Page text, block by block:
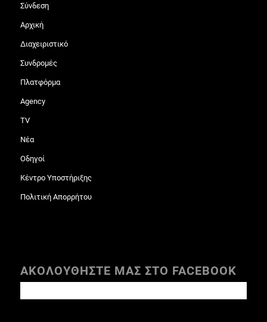
Σύνδεση
Αρχική
Διαχειριστικό
Συνδρομές
Πλατφόρμα
Agency
TV
Νέα
Οδηγοί
Κέντρο Υποστήριξης
Πολιτική Απορρήτου
ΑΚΟΛΟΥΘΗΣΤΕ ΜΑΣ ΣΤΟ FACEBOOK